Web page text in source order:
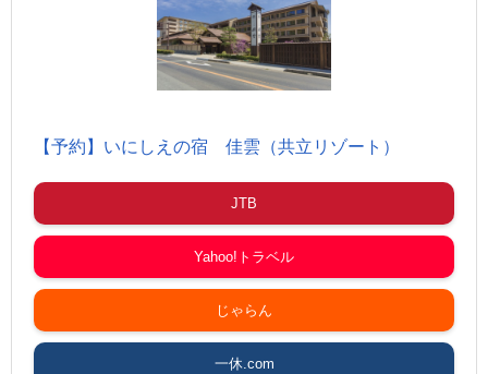
【予約】いにしえの宿 佳雲（共立リゾート）
JTB
Yahoo!トラベル
じゃらん
一休.com